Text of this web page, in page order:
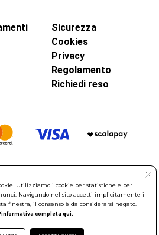
Sicurezza
Cookies
Privacy
Regolamento
Richiedi reso
Scalo (RM)
Utilizziamo i cookie per statistiche e per
Navigando nel sito accetti implicitamente il
finestra, il consenso è da considerarsi negato.
completa qui.